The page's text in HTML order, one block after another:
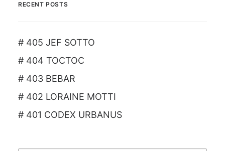
RECENT POSTS
# 405 JEF SOTTO
# 404 TOCTOC
# 403 BEBAR
# 402 LORAINE MOTTI
# 401 CODEX URBANUS